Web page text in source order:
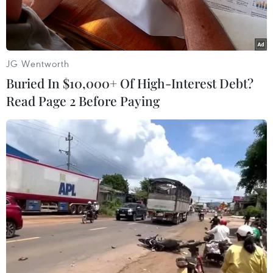
khi Mỹ mở chiến dịch tấn
công tàu nghi buôn ma túy
Viết Thành
04/06/2026 15:26
Theo dõi VietnamPlus
Ngày 3/6, quân đội Mỹ tiếp tục tiến hành không
kích nhằm vào một tàu bị nghi tham gia hoạt động
vận chuyển ma túy trên khu vực phía Đông Thái
Bình Dương, khiến 2 người trên tàu thiệt mạng.
JG Wentworth
Buried In $10,000+ Of High-Interest Debt?
Read Page 2 Before Paying